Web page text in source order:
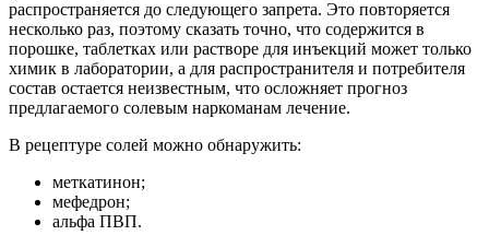
распространяется до следующего запрета. Это повторяется
несколько раз, поэтому сказать точно, что содержится в
порошке, таблетках или растворе для инъекций может только
химик в лаборатории, а для распространителя и потребителя
состав остается неизвестным, что осложняет прогноз
предлагаемого солевым наркоманам лечение.
В рецептуре солей можно обнаружить:
меткатинон;
мефедрон;
альфа ПВП.